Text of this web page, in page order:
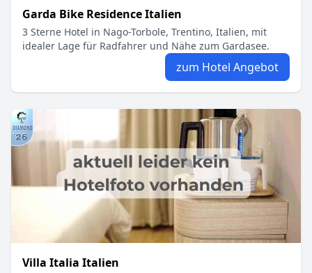
Garda Bike Residence Italien
3 Sterne Hotel in Nago-Torbole, Trentino, Italien, mit
idealer Lage für Radfahrer und Nähe zum Gardasee.
zum Hotel Angebot
Villa Italia Italien